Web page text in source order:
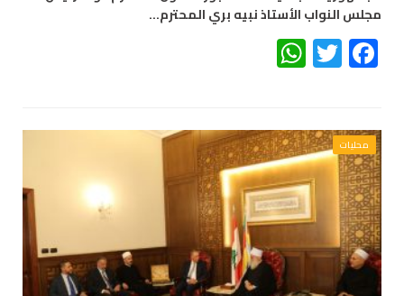
مجلس النواب الأستاذ نبيه بري المحترم…
Facebook
Twitter
محليات